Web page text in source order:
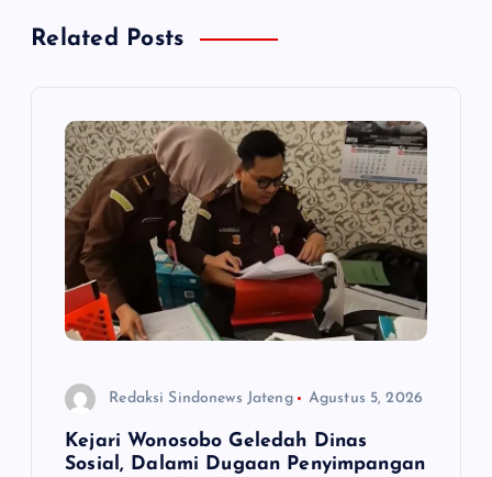
sRelated Posts
Redaksi Sindonews Jateng Agustus 5, 2026
Kejari Wonosobo Geledah Dinas
Sosial, Dalami Dugaan Penyimpangan